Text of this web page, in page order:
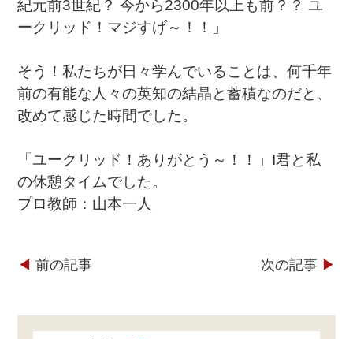
紀元前3世紀？ 今から2300年以上も前？？ ユ
ークリッド！マジすげ～！！」
そう！私たちが日々学んでいることは、何千年
前の有能な人々の英知の結晶と蓄積なのだと、
改めて感じた時間でした。
「ユークリッド！ありがとう～！！」 I君と私
の休憩タイムでした。
プロ教師：山本一人
◀︎ 前の記事 次の記事 ▶︎